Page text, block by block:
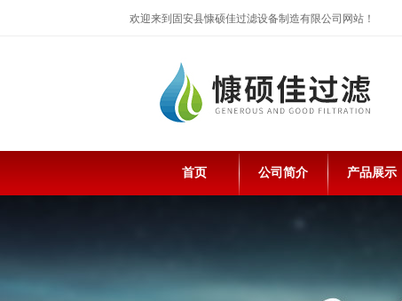
欢迎来到固安县慷硕佳过滤设备制造有限公司网站！
首页 公司简介 产品展示